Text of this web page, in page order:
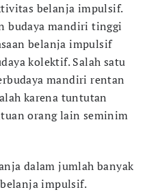
belanja impulsif.
budaya mandiri tinggi
belanja impulsif
kolektif. Salah satu
mandiri rentan
karena tuntutan
orang lain seminim
dalam jumlah banyak
impulsif.